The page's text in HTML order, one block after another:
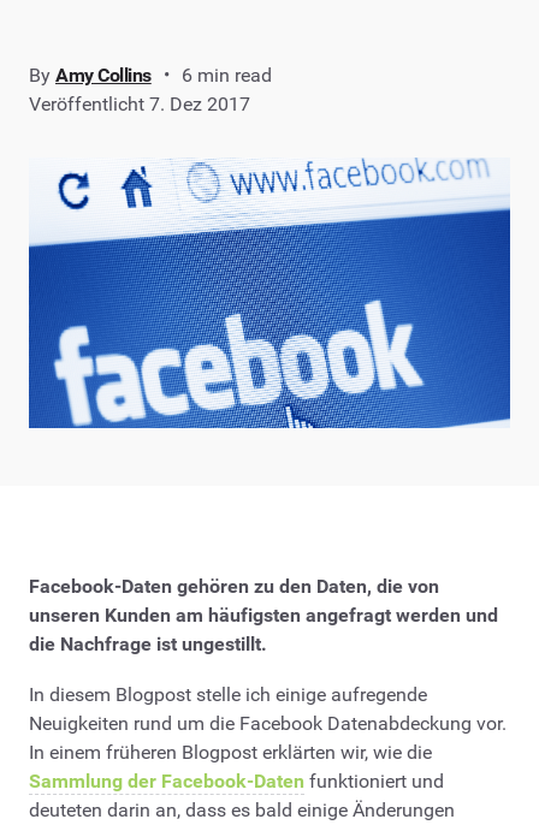
By Amy Collins
6 min read
Veröffentlicht 7. Dez 2017
Facebook-Daten gehören zu den Daten, die von
unseren Kunden am häufigsten angefragt werden und
die Nachfrage ist ungestillt.
In diesem Blogpost stelle ich einige aufregende
Neuigkeiten rund um die Facebook Datenabdeckung vor.
In einem früheren Blogpost erklärten wir, wie die
Sammlung der Facebook-Daten funktioniert und
deuteten darin an, dass es bald einige Änderungen